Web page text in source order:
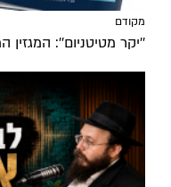
מקודם
''יקר מטיטניום'':